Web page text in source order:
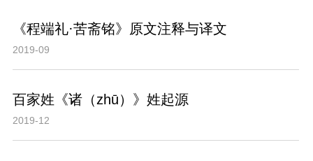
《程端礼·苦斋铭》原文注释与译文
2019-09
百家姓《诸（zhū）》姓起源
2019-12